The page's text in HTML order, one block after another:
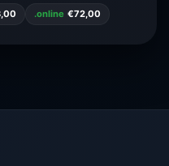
.online €72,00